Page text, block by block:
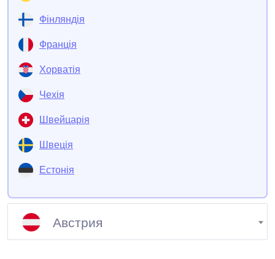
Фінляндія
Франція
Хорватія
Чехія
Швейцарія
Швеція
Естонія
Австрия